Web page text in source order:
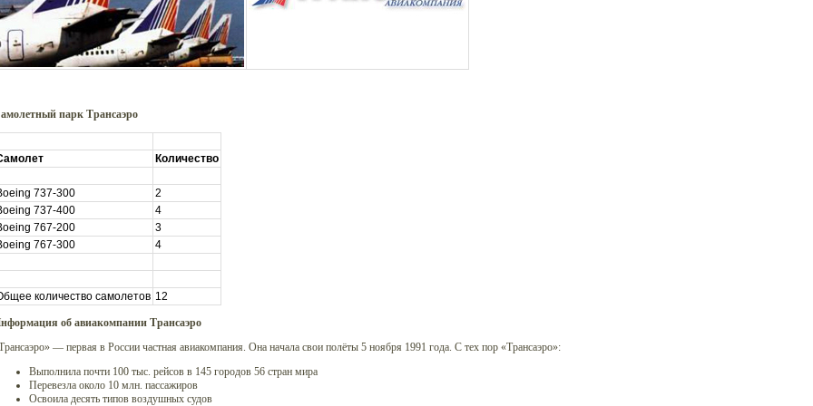
парк Трансаэро
Количество
737-300
2
737-400
4
767-200
3
767-300
4
количество самолетов 12
об авиакомпании Трансаэро
— первая в России частная авиакомпания. Она начала свои полёты 5 ноября 1991 года. С тех пор «Трансаэро»:
Выполнила почти 100 тыс. рейсов в 145 городов 56 стран мира
Перевезла около 10 млн. пассажиров
Освоила деcять типов воздушных судов